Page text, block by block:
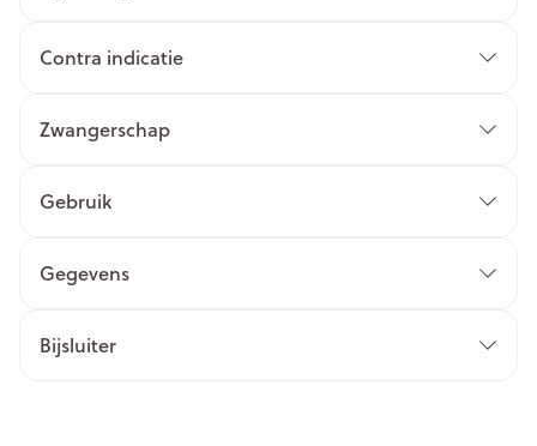
Contra indicatie
Zwangerschap
Gebruik
Gegevens
Bijsluiter